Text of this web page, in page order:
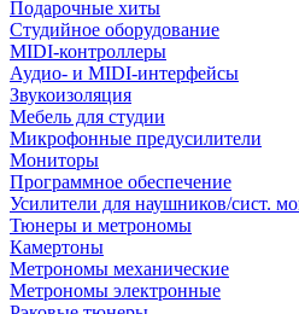
Подарочные хиты
Студийное оборудование
MIDI-контроллеры
Аудио- и MIDI-интерфейсы
Звукоизоляция
Мебель для студии
Микрофонные предусилители
Мониторы
Программное обеспечение
Усилители для наушников/сист.
Тюнеры и метрономы
Камертоны
Метрономы механические
Метрономы электронные